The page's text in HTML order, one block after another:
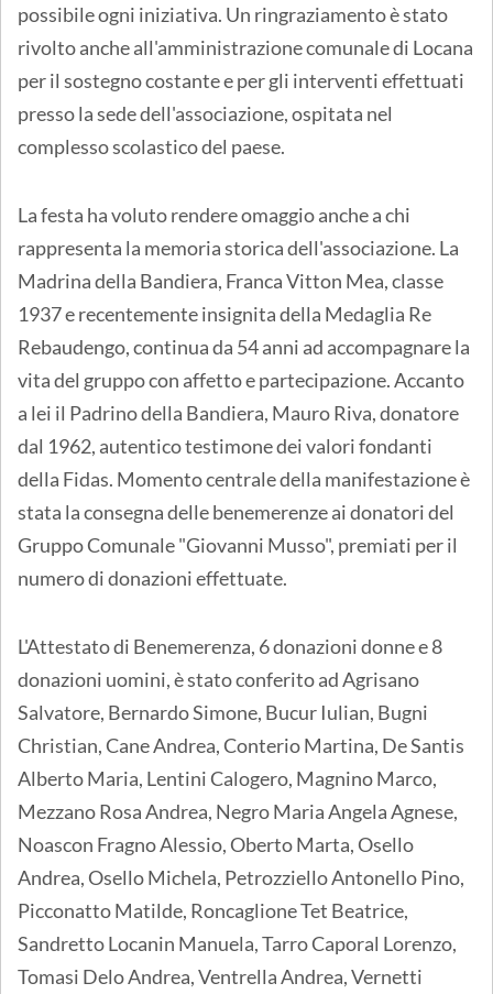
possibile ogni iniziativa. Un ringraziamento è stato
rivolto anche all'amministrazione comunale di Locana
per il sostegno costante e per gli interventi effettuati
presso la sede dell'associazione, ospitata nel
complesso scolastico del paese.
La festa ha voluto rendere omaggio anche a chi
rappresenta la memoria storica dell'associazione. La
Madrina della Bandiera, Franca Vitton Mea, classe
1937 e recentemente insignita della Medaglia Re
Rebaudengo, continua da 54 anni ad accompagnare la
vita del gruppo con affetto e partecipazione. Accanto
a lei il Padrino della Bandiera, Mauro Riva, donatore
dal 1962, autentico testimone dei valori fondanti
della Fidas. Momento centrale della manifestazione è
stata la consegna delle benemerenze ai donatori del
Gruppo Comunale "Giovanni Musso", premiati per il
numero di donazioni effettuate.
L'Attestato di Benemerenza, 6 donazioni donne e 8
donazioni uomini, è stato conferito ad Agrisano
Salvatore, Bernardo Simone, Bucur Iulian, Bugni
Christian, Cane Andrea, Conterio Martina, De Santis
Alberto Maria, Lentini Calogero, Magnino Marco,
Mezzano Rosa Andrea, Negro Maria Angela Agnese,
Noascon Fragno Alessio, Oberto Marta, Osello
Andrea, Osello Michela, Petrozziello Antonello Pino,
Picconatto Matilde, Roncaglione Tet Beatrice,
Sandretto Locanin Manuela, Tarro Caporal Lorenzo,
Tomasi Delo Andrea, Ventrella Andrea, Vernetti